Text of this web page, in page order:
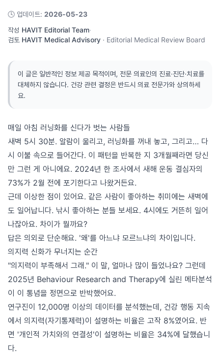
🕓 업데이트: 2026-05-23
작성 HAVIT Editorial Team·
검토 HAVIT Medical Advisory · Editorial Medical Review Board
이 글은 일반적인 정보 제공 목적이며, 전문 의료인의 진료·진단·치료를
대체하지 않습니다. 건강 관련 결정은 반드시 의료 전문가와 상의하세
요.
매일 아침 러닝화를 신다가 벗는 사람들
새벽 5시 30분. 알람이 울리고, 러닝화를 꺼내 놓고, 그리고… 다
시 이불 속으로 들어간다. 이 패턴을 반복한 지 3개월째라면 당신
만 그런 게 아니에요. 2024년 한 조사에서 새해 운동 결심자의
73%가 2월 전에 포기한다고 나왔거든요.
근데 이상한 점이 있어요. 같은 사람이 좋아하는 취미에는 새벽에
도 일어납니다. 낚시 좋아하는 분들 보세요. 4시에도 거뜬히 일어
나잖아요. 차이가 뭘까요?
답은 의외로 단순해요. '왜'를 아느냐 모르느냐의 차이입니다.
의지력 신화가 무너지는 순간
"의지력이 부족해서 그래." 이 말, 얼마나 많이 들었나요? 그런데
2025년 Behaviour Research and Therapy에 실린 메타분석
이 이 통념을 정면으로 반박했어요.
연구진이 12,000명 이상의 데이터를 분석했는데, 건강 행동 지속
에서 의지력(자기통제력)이 설명하는 비율은 고작 8%였어요. 반
면 '개인적 가치와의 연결성'이 설명하는 비율은 34%에 달했습니
다.